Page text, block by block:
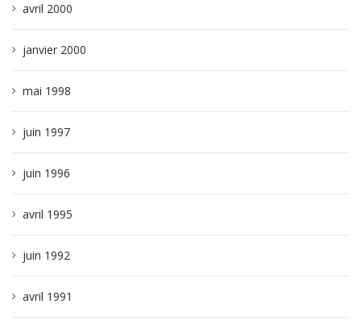
avril 2000
janvier 2000
mai 1998
juin 1997
juin 1996
avril 1995
juin 1992
avril 1991